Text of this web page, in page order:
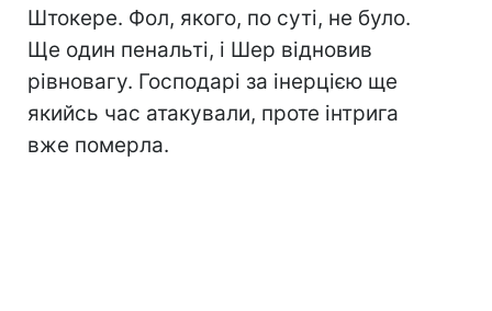
Штокере. Фол, якого, по суті, не було.
Ще один пенальті, і Шер відновив
рівновагу. Господарі за інерцією ще
якийсь час атакували, проте інтрига
вже померла.